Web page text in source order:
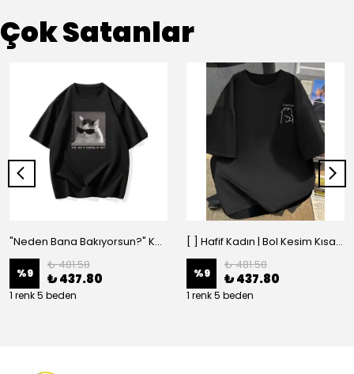
Çok Satanlar
"Neden Bana Bakıyorsun?" Komik Kedi Grafik Tişört - Dijital Baskılı Siyah Bol - Siyah
%9
₺ 481.58
₺ 437.80
1 renk 5 beden
[ ] Hafif Kadın | Bol Kesim Kısa Kollu Yuvarlak Yaka Eğlenceli Karikatür Ayı ve - Siyah
%9
₺ 481.58
₺ 437.80
1 renk 5 beden